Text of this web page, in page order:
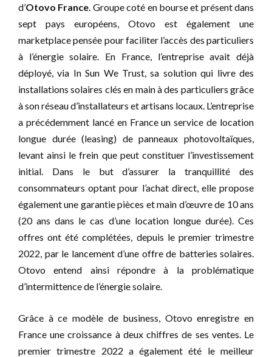
d’Otovo France. Groupe coté en bourse et présent dans
sept pays européens, Otovo est également une
marketplace pensée pour faciliter l’accès des particuliers
à l’énergie solaire. En France, l’entreprise avait déjà
déployé, via In Sun We Trust, sa solution qui livre des
installations solaires clés en main à des particuliers grâce
à son réseau d’installateurs et artisans locaux. L’entreprise
a précédemment lancé en France un service de location
longue durée (leasing) de panneaux photovoltaïques,
levant ainsi le frein que peut constituer l’investissement
initial. Dans le but d’assurer la tranquillité des
consommateurs optant pour l’achat direct, elle propose
également une garantie pièces et main d’œuvre de 10 ans
(20 ans dans le cas d’une location longue durée). Ces
offres ont été complétées, depuis le premier trimestre
2022, par le lancement d’une offre de batteries solaires.
Otovo entend ainsi répondre à la problématique
d’intermittence de l’énergie solaire.
Grâce à ce modèle de business, Otovo enregistre en
France une croissance à deux chiffres de ses ventes. Le
premier trimestre 2022 a également été le meilleur